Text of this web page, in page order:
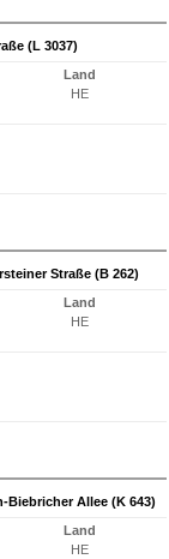
(L 3037)
Land
HE
Straße (B 262)
Land
HE
Biebricher Allee (K 643)
Land
HE